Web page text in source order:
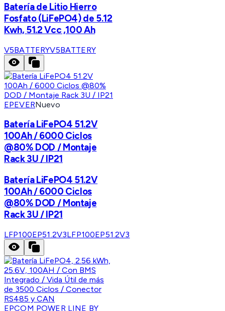
Batería de Litio Hierro
Fosfato (LiFePO4) de 5.12
Kwh, 51.2 Vcc ,100 Ah
V5BATTERYV5BATTERY
EPEVERNuevo
Batería LiFePO4 51.2V
100Ah / 6000 Ciclos
@80% DOD / Montaje
Rack 3U / IP21
Batería LiFePO4 51.2V
100Ah / 6000 Ciclos
@80% DOD / Montaje
Rack 3U / IP21
LFP100EP51.2V3LFP100EP51.2V3
EPCOM POWER LINE BY